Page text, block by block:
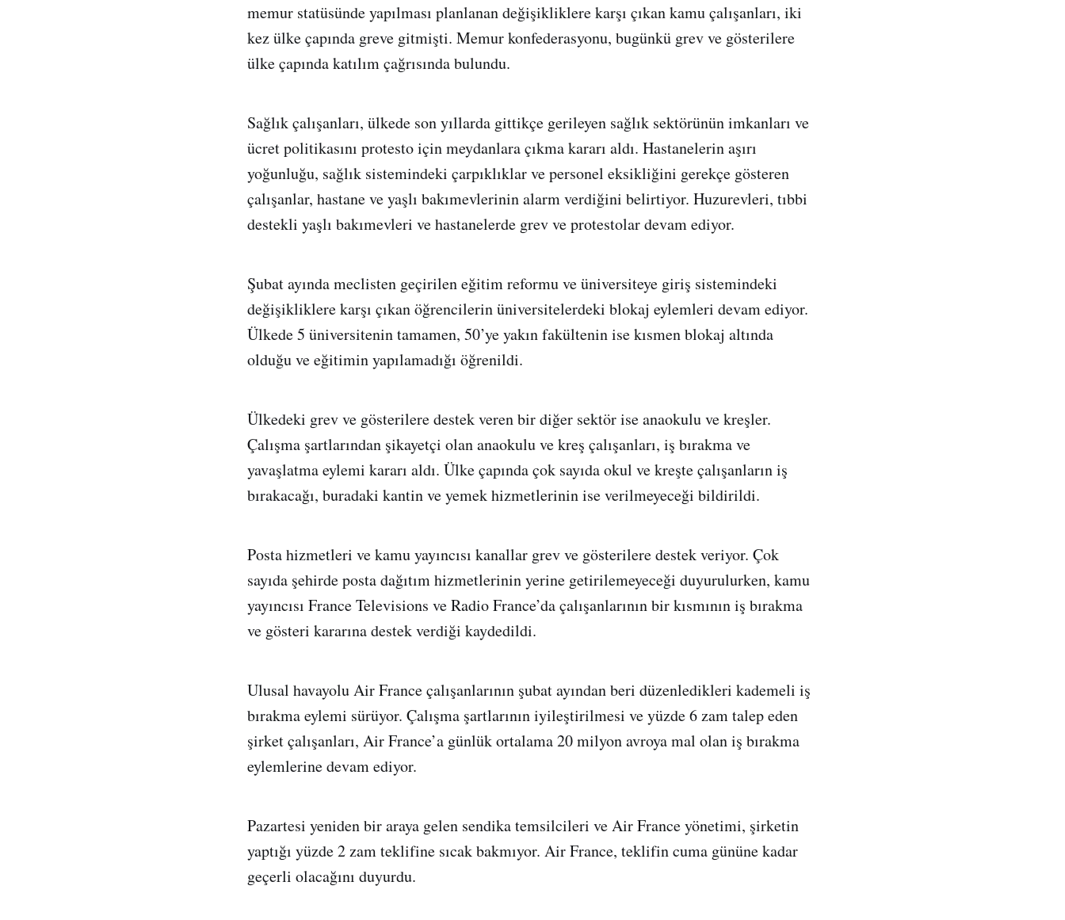
memur statüsünde yapılması planlanan değişikliklere karşı çıkan kamu çalışanları, iki
kez ülke çapında greve gitmişti. Memur konfederasyonu, bugünkü grev ve gösterilere
ülke çapında katılım çağrısında bulundu.
Sağlık çalışanları, ülkede son yıllarda gittikçe gerileyen sağlık sektörünün imkanları ve
ücret politikasını protesto için meydanlara çıkma kararı aldı. Hastanelerin aşırı
yoğunluğu, sağlık sistemindeki çarpıklıklar ve personel eksikliğini gerekçe gösteren
çalışanlar, hastane ve yaşlı bakımevlerinin alarm verdiğini belirtiyor. Huzurevleri, tıbbi
destekli yaşlı bakımevleri ve hastanelerde grev ve protestolar devam ediyor.
Şubat ayında meclisten geçirilen eğitim reformu ve üniversiteye giriş sistemindeki
değişikliklere karşı çıkan öğrencilerin üniversitelerdeki blokaj eylemleri devam ediyor.
Ülkede 5 üniversitenin tamamen, 50’ye yakın fakültenin ise kısmen blokaj altında
olduğu ve eğitimin yapılamadığı öğrenildi.
Ülkedeki grev ve gösterilere destek veren bir diğer sektör ise anaokulu ve kreşler.
Çalışma şartlarından şikayetçi olan anaokulu ve kreş çalışanları, iş bırakma ve
yavaşlatma eylemi kararı aldı. Ülke çapında çok sayıda okul ve kreşte çalışanların iş
bırakacağı, buradaki kantin ve yemek hizmetlerinin ise verilmeyeceği bildirildi.
Posta hizmetleri ve kamu yayıncısı kanallar grev ve gösterilere destek veriyor. Çok
sayıda şehirde posta dağıtım hizmetlerinin yerine getirilemeyeceği duyurulurken, kamu
yayıncısı France Televisions ve Radio France’da çalışanlarının bir kısmının iş bırakma
ve gösteri kararına destek verdiği kaydedildi.
Ulusal havayolu Air France çalışanlarının şubat ayından beri düzenledikleri kademeli iş
bırakma eylemi sürüyor. Çalışma şartlarının iyileştirilmesi ve yüzde 6 zam talep eden
şirket çalışanları, Air France’a günlük ortalama 20 milyon avroya mal olan iş bırakma
eylemlerine devam ediyor.
Pazartesi yeniden bir araya gelen sendika temsilcileri ve Air France yönetimi, şirketin
yaptığı yüzde 2 zam teklifine sıcak bakmıyor. Air France, teklifin cuma gününe kadar
geçerli olacağını duyurdu.